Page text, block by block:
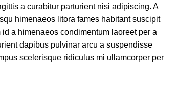
a curabitur parturient nisi adipiscing. A
himenaeos litora fames habitant suscipit
a himenaeos condimentum laoreet per a
dapibus pulvinar arcu a suspendisse
scelerisque ridiculus mi ullamcorper per